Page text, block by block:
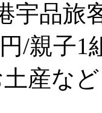
品旅
/親子1
産な